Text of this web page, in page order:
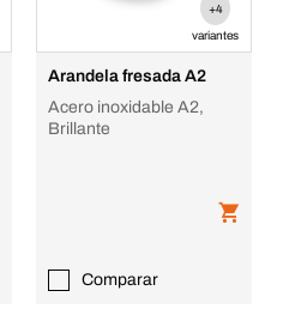
+4
variantes
Arandela fresada A2
Acero inoxidable A2,
Brillante
Comparar